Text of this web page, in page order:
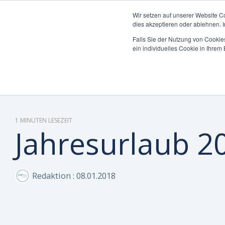
Wir setzen auf unserer Website
dies akzeptieren oder ablehnen.
Falls Sie der Nutzung von
ein individuelles Cookie in Ihrem
optimieren?
KI-
Webinare
1 MINUTEN LESEZEIT
Jahresurlaub
Redaktion : 08.01.2018